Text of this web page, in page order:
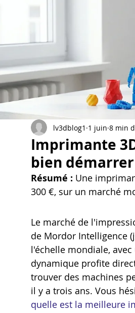
Creality Hi combo Artillery M1
Vidéos sur l'impression 3D,
Formation impresssion 3D
Imprimante
bien démarrer
lv3dblog1 1 juin 8 min
Résumé : Une
300 €, sur un marché
Le marché de
de Mordor Intelligence
l'échelle mondiale,
dynamique profite
trouver des machines
il y a trois ans. Vous
quelle est la meilleure